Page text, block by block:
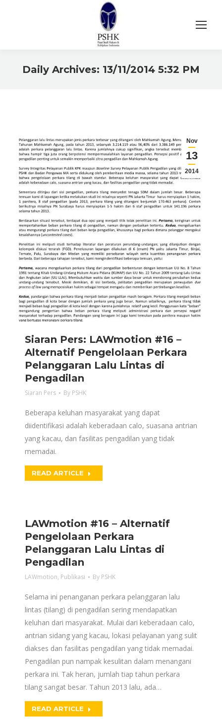
Daily Archives: 13/11/2014 5:32 PM
Nov
13
2014
Siaran Pers: LAWmotion #16 –
Alternatif Pengelolaan Perkara
Pelanggaran Lalu Lintas di
Pengadilan
Siaran Pers By PSHK
Beberapa keluhan masyarakat yang dapat
diidentifikasi adalah keberadaan calo, suasana antrian
yang kacau, dan fasilitas pengadilan yang tidak
memadai.
READ ARTICLE
LAWmotion #16 – Alternatif
Pengelolaan Perkara
Pelanggaran Lalu Lintas di
Pengadilan
LAWmotion, Publikasi By PSHK
Selama ini penanganan perkara pelanggaran lalu
lintas (tilang) di pengadilan sering mendapatkan
keluhan dari masyarakat. Mulai dari keberadaan calo,
antrian sidang yang kacau, lokasi pelayanan yang sulit
diakses dan fasilitas pengadilan yang tidak memadai.
Pengadilan pun nampak kesulitan dalam menangani
perkara ini. Tak heran, jumlah tiap tahun perkara
tilang sangat besar. Tahun 2013 lalu, ada…
READ ARTICLE